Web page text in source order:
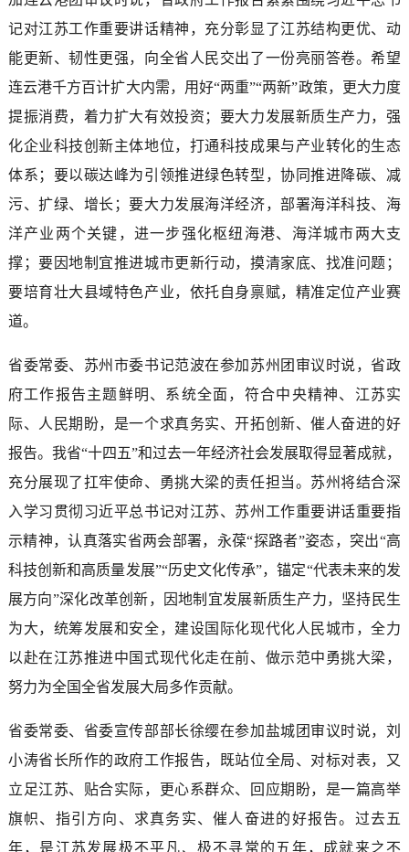
记对江苏工作重要讲话精神，充分彰显了江苏结构更优、动
能更新、韧性更强，向全省人民交出了一份亮丽答卷。希望
连云港千方百计扩大内需，用好“两重”“两新”政策，更大力度
提振消费，着力扩大有效投资；要大力发展新质生产力，强
化企业科技创新主体地位，打通科技成果与产业转化的生态
体系；要以碳达峰为引领推进绿色转型，协同推进降碳、减
污、扩绿、增长；要大力发展海洋经济，部署海洋科技、海
洋产业两个关键，进一步强化枢纽海港、海洋城市两大支
撑；要因地制宜推进城市更新行动，摸清家底、找准问题；
要培育壮大县域特色产业，依托自身禀赋，精准定位产业赛
道。
省委常委、苏州市委书记范波在参加苏州团审议时说，省政
府工作报告主题鲜明、系统全面，符合中央精神、江苏实
际、人民期盼，是一个求真务实、开拓创新、催人奋进的好
报告。我省“十四五”和过去一年经济社会发展取得显著成就，
充分展现了扛牢使命、勇挑大梁的责任担当。苏州将结合深
入学习贯彻习近平总书记对江苏、苏州工作重要讲话重要指
示精神，认真落实省两会部署，永葆“探路者”姿态，突出“高
科技创新和高质量发展”“历史文化传承”，锚定“代表未来的发
展方向”深化改革创新，因地制宜发展新质生产力，坚持民生
为大，统筹发展和安全，建设国际化现代化人民城市，全力
以赴在江苏推进中国式现代化走在前、做示范中勇挑大梁，
努力为全国全省发展大局多作贡献。
省委常委、省委宣传部部长徐缨在参加盐城团审议时说，刘
小涛省长所作的政府工作报告，既站位全局、对标对表，又
立足江苏、贴合实际，更心系群众、回应期盼，是一篇高举
旗帜、指引方向、求真务实、催人奋进的好报告。过去五
年，是江苏发展极不平凡、极不寻常的五年，成就来之不